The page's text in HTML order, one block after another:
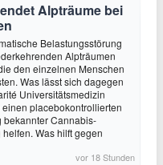
Alpträume bei
Belastungsstörung
Alpträumen
den einzelnen Menschen
Was lässt sich dagegen
Universitätsmedizin
placebokontrollierten
bekannter Cannabis-
Was hilft gegen
vor 18 Stunden